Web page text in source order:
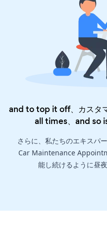
and to top it off、カスタ
all times、and so
さらに、私たちのエキスパ
Car Maintenance
能し続けるように昼